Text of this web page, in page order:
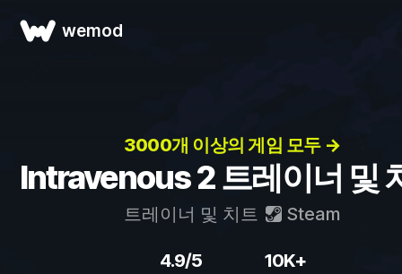
wemod
3000개 이상의 게임 모두 →
Intravenous 2 트레이너 및
트레이너 및 치트 Steam
4.9/5 10K+